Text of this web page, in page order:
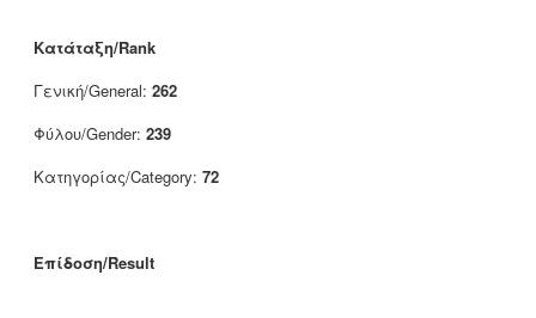
Κατάταξη/Rank
Γενική/General: 262
Φύλου/Gender: 239
Κατηγορίας/Category: 72
Επίδοση/Result